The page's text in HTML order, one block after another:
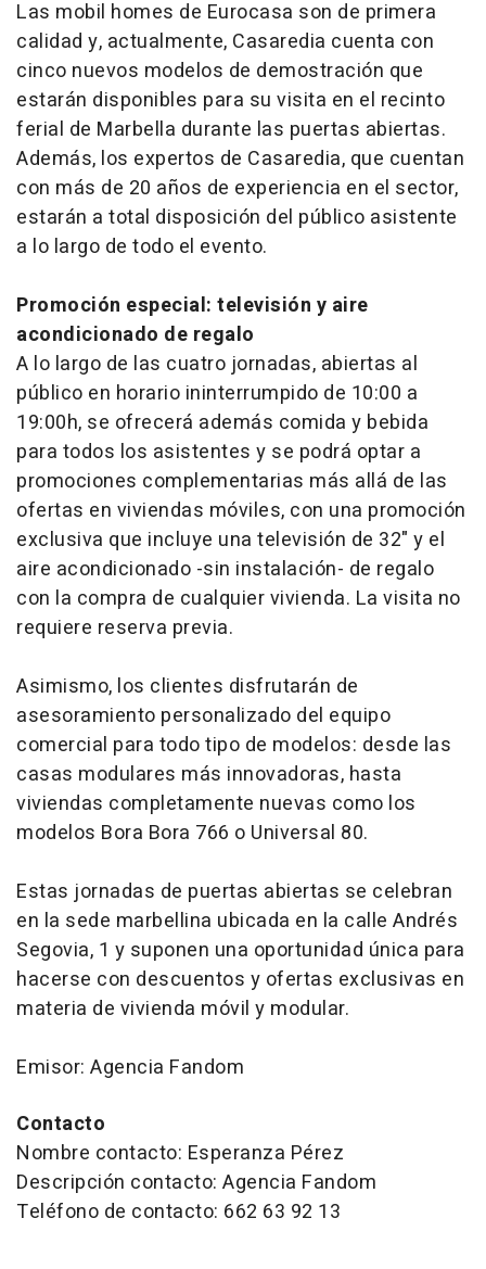
Las mobil homes de Eurocasa son de primera
calidad y, actualmente, Casaredia cuenta con
cinco nuevos modelos de demostración que
estarán disponibles para su visita en el recinto
ferial de Marbella durante las puertas abiertas.
Además, los expertos de Casaredia, que cuentan
con más de 20 años de experiencia en el sector,
estarán a total disposición del público asistente
a lo largo de todo el evento.
Promoción especial: televisión y aire
acondicionado de regalo
A lo largo de las cuatro jornadas, abiertas al
público en horario ininterrumpido de 10:00 a
19:00h, se ofrecerá además comida y bebida
para todos los asistentes y se podrá optar a
promociones complementarias más allá de las
ofertas en viviendas móviles, con una promoción
exclusiva que incluye una televisión de 32" y el
aire acondicionado -sin instalación- de regalo
con la compra de cualquier vivienda. La visita no
requiere reserva previa.
Asimismo, los clientes disfrutarán de
asesoramiento personalizado del equipo
comercial para todo tipo de modelos: desde las
casas modulares más innovadoras, hasta
viviendas completamente nuevas como los
modelos Bora Bora 766 o Universal 80.
Estas jornadas de puertas abiertas se celebran
en la sede marbellina ubicada en la calle Andrés
Segovia, 1 y suponen una oportunidad única para
hacerse con descuentos y ofertas exclusivas en
materia de vivienda móvil y modular.
Emisor: Agencia Fandom
Contacto
Nombre contacto: Esperanza Pérez
Descripción contacto: Agencia Fandom
Teléfono de contacto: 662 63 92 13